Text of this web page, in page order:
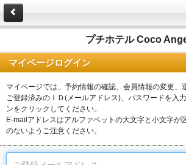
プチホテル Coco
マイページログイン
マイページでは、予約情報の確認、会員情報の変更、
ご登録済みのＩＤ(メールアドレス)、パスワードを入
ンをクリックしてください。
E-mailアドレスはアルファベットの大文字と小文字が
のないようご注意ください。